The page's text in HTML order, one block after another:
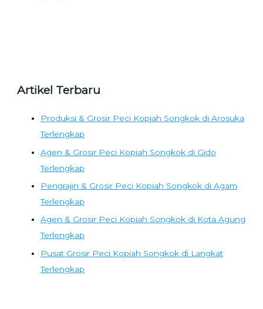
Artikel Terbaru
Produksi & Grosir Peci Kopiah Songkok di Arosuka
Terlengkap
Agen & Grosir Peci Kopiah Songkok di Gido
Terlengkap
Pengrajin & Grosir Peci Kopiah Songkok di Agam
Terlengkap
Agen & Grosir Peci Kopiah Songkok di Kota Agung
Terlengkap
Pusat Grosir Peci Kopiah Songkok di Langkat
Terlengkap